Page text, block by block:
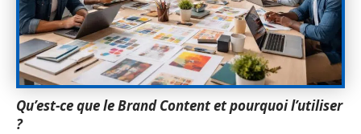
Qu’est-ce que le Brand Content et pourquoi l’utiliser
?